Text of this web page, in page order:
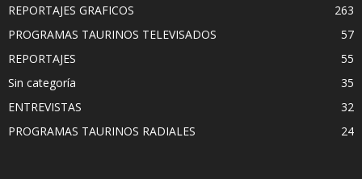
REPORTAJES GRAFICOS
263
PROGRAMAS TAURINOS TELEVISADOS
57
REPORTAJES
55
Sin categoría
35
ENTREVISTAS
32
PROGRAMAS TAURINOS RADIALES
24